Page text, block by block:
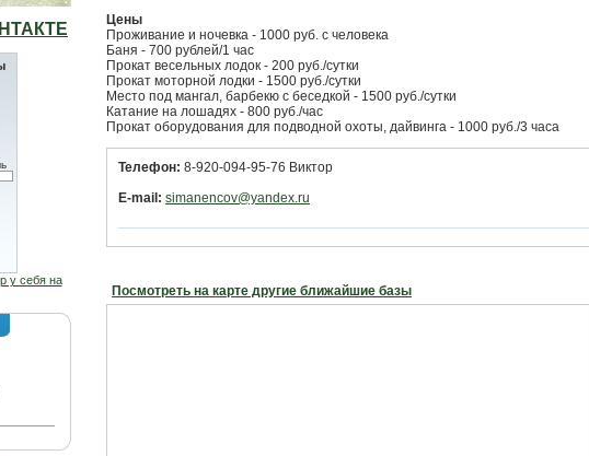
у себя на
Цены
Проживание и ночевка - 1000 руб. с человека
Баня - 700 рублей/1 час
Прокат весельных лодок - 200 руб./сутки
Прокат моторной лодки - 1500 руб./сутки
Место под мангал, барбекю с беседкой - 1500 руб./сутки
Катание на лошадях - 800 руб./час
Прокат оборудования для подводной охоты, дайвинга - 1000 руб./3 часа
Телефон: 8-920-094-95-76 Виктор
E-mail: simanencov@yandex.ru
Посмотреть на карте другие ближайшие базы